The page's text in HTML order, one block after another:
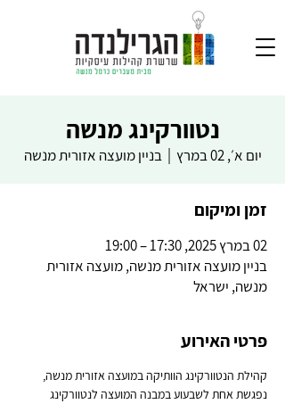
נטוורקינג מנשה
יום א׳, 02 במרץ
  |
בניין מועצה אזורית מנשה
זמן ומיקום
02 במרץ 2025, 17:30 – 19:00
בניין מועצה אזורית מנשה, מועצה אזורית
מנשה, ישראל
פרטי האירוע
קהילת הנטוורקינג הוותיקה במועצה אזורית מנשה,
נפגשת אחת לשבעוע במבנה המועצה לנטוורקינג